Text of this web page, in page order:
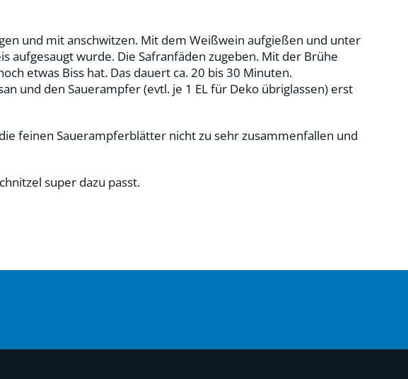
und mit anschwitzen. Mit dem Weißwein aufgießen und unter
aufgesaugt wurde. Die Safranfäden zugeben. Mit der Brühe
etwas Biss hat. Das dauert ca. 20 bis 30 Minuten.
und den Sauerampfer (evtl. je 1 EL für Deko übriglassen) erst
feinen Sauerampferblätter nicht zu sehr zusammenfallen und
super dazu passt.